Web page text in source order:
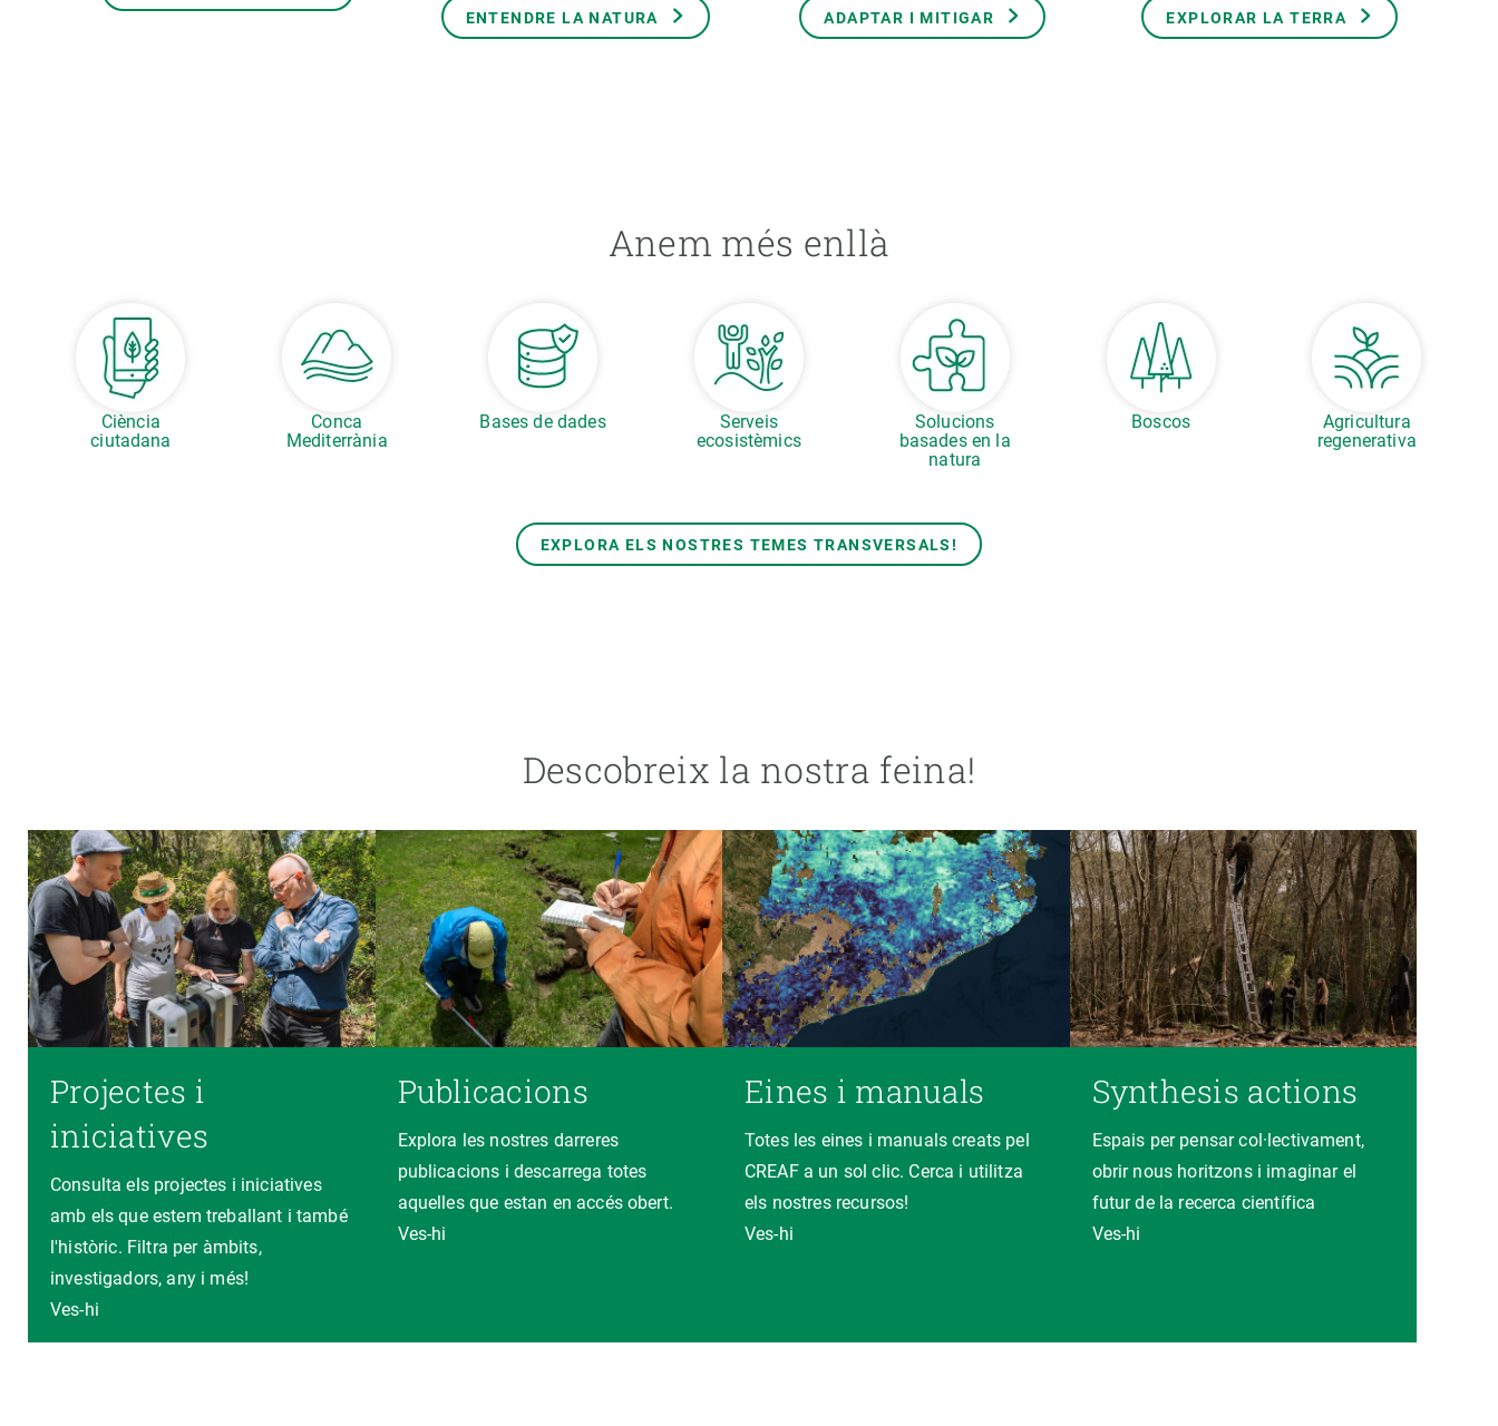
ENTENDRE LA NATURA ADAPTAR I MITIGAR EXPLORAR LA TERRA
Anem més enllà
Ciència
ciutadana
Conca
Mediterrània
Bases de dades
Serveis
ecosistèmics
Solucions
basades en la
natura
Boscos
Agricultura
regenerativa
EXPLORA ELS NOSTRES TEMES TRANSVERSALS!
Descobreix la nostra feina!
Projectes i
iniciatives
Consulta els projectes i iniciatives
amb els que estem treballant i també
l'històric. Filtra per àmbits,
investigadors, any i més!
Ves-hi
Publicacions
Explora les nostres darreres
publicacions i descarrega totes
aquelles que estan en accés obert.
Ves-hi
Eines i manuals
Totes les eines i manuals creats pel
CREAF a un sol clic. Cerca i utilitza
els nostres recursos!
Ves-hi
Synthesis actions
Espais per pensar col·lectivament,
obrir nous horitzons i imaginar el
futur de la recerca científica
Ves-hi